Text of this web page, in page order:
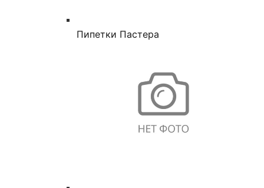
Пипетки Пастера